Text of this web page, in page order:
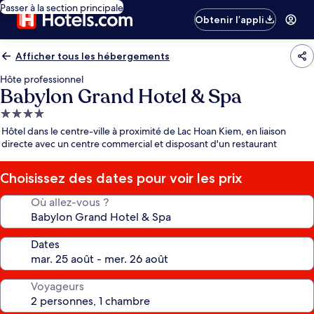
Passer à la section principale
Obtenir l’appli
Afficher tous les hébergements
Hôte professionnel
Babylon Grand Hotel & Spa
Hébergement
4.0 étoiles
Hôtel dans le centre-ville à proximité de Lac Hoan Kiem, en liaison
directe avec un centre commercial et disposant d'un restaurant
Choisissez des dates pour voir les prix
Où allez-vous ?
Dates
Voyageurs